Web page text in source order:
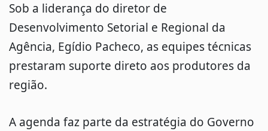
Sob a liderança do diretor de
Desenvolvimento Setorial e Regional da
Agência, Egídio Pacheco, as equipes técnicas
prestaram suporte direto aos produtores da
região.
A agenda faz parte da estratégia do Governo